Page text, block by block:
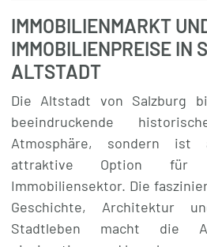
IMMOBILIENMARKT
IMMOBILIENPREISE IN
ALTSTADT
Die Altstadt von Salzburg
beeindruckende
Atmosphäre, sondern ist
attraktive Option für
Immobiliensektor. Die
Geschichte, Architektur
Stadtleben macht die